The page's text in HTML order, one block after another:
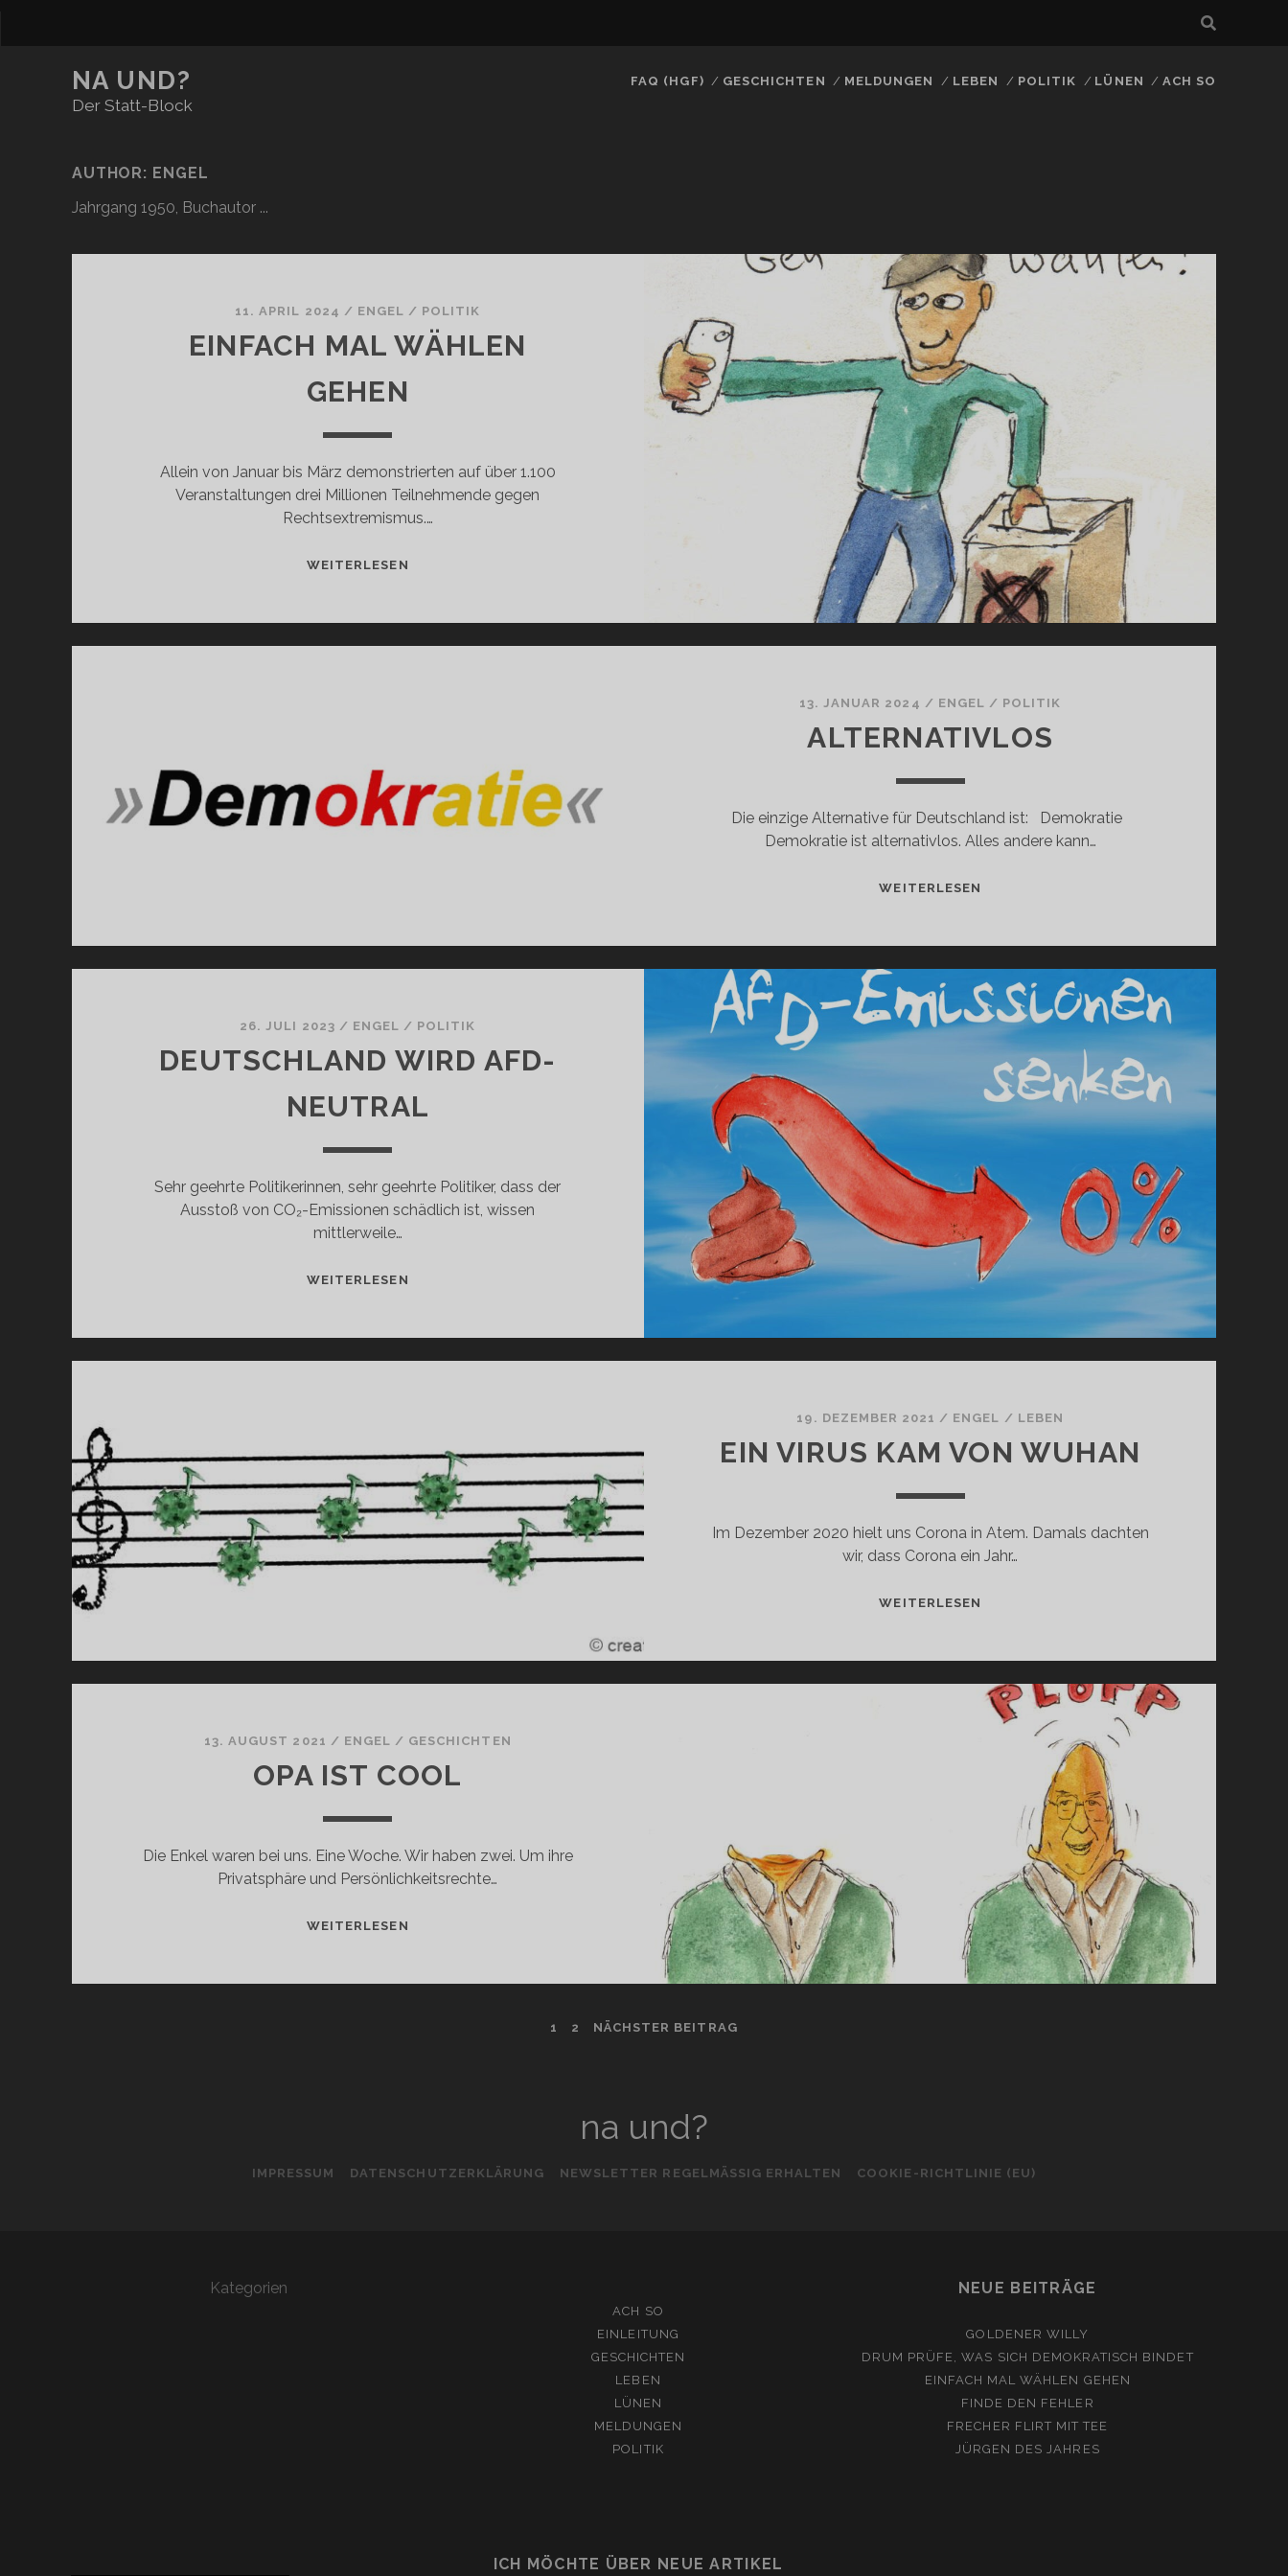
NA UND?
Der Statt-Block
FAQ (HGF) GESCHICHTEN MELDUNGEN LEBEN POLITIK LÜNEN ACH SO
AUTHOR: ENGEL
Jahrgang 1950, Buchautor ...
11. APRIL 2024 / ENGEL / POLITIK
EINFACH MAL WÄHLEN
GEHEN
Allein von Januar bis März demonstrierten auf über 1.100
Veranstaltungen drei Millionen Teilnehmende gegen
Rechtsextremismus.…
WEITERLESEN
13. JANUAR 2024 / ENGEL / POLITIK
ALTERNATIVLOS
Die einzige Alternative für Deutschland ist: Demokratie
Demokratie ist alternativlos. Alles andere kann…
WEITERLESEN
26. JULI 2023 / ENGEL / POLITIK
DEUTSCHLAND WIRD AFD-
NEUTRAL
Sehr geehrte Politikerinnen, sehr geehrte Politiker, dass der
Ausstoß von CO₂-Emissionen schädlich ist, wissen
mittlerweile…
WEITERLESEN
19. DEZEMBER 2021 / ENGEL / LEBEN
EIN VIRUS KAM VON WUHAN
Im Dezember 2020 hielt uns Corona in Atem. Damals dachten
wir, dass Corona ein Jahr…
WEITERLESEN
WUHAN
13. AUGUST 2021 / ENGEL / GESCHICHTEN
OPA IST COOL
Die Enkel waren bei uns. Eine Woche. Wir haben zwei. Um ihre
Privatsphäre und Persönlichkeitsrechte…
WEITERLESEN
1 2 NÄCHSTER BEITRAG
na und?
IMPRESSUM DATENSCHUTZERKLÄRUNG NEWSLETTER REGELMÄSSIG ERHALTEN COOKIE-RICHTLINIE (EU)
Kategorien
ACH SO
EINLEITUNG
GESCHICHTEN
LEBEN
LÜNEN
MELDUNGEN
POLITIK
NEUE BEITRÄGE
GOLDENER WILLY
DRUM PRÜFE, WAS SICH DEMOKRATISCH BINDET
EINFACH MAL WÄHLEN GEHEN
FINDE DEN FEHLER
FRECHER FLIRT MIT TEE
JÜRGEN DES JAHRES
ICH MÖCHTE ÜBER NEUE ARTIKEL